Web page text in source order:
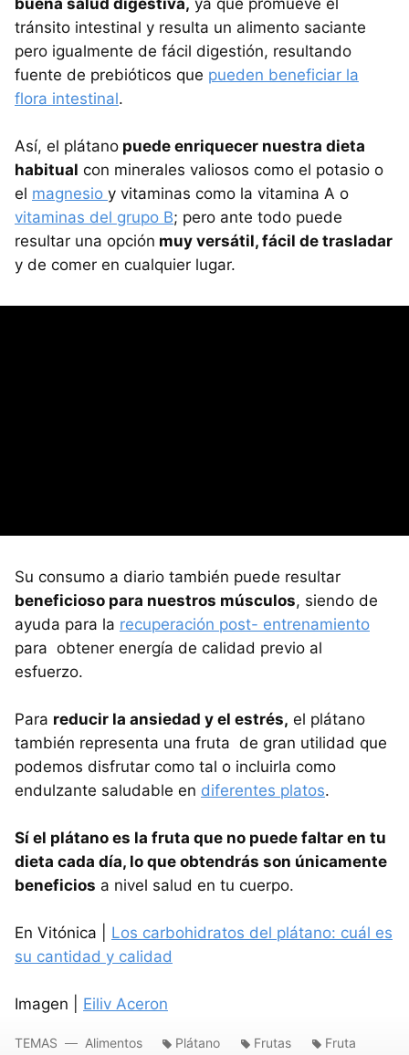
tránsito intestinal y resulta un alimento saciante
pero igualmente de fácil digestión, resultando
fuente de prebióticos que pueden beneficiar la
flora intestinal.
Así, el plátano puede enriquecer nuestra dieta
habitual con minerales valiosos como el potasio o
el magnesio y vitaminas como la vitamina A o
vitaminas del grupo B; pero ante todo puede
resultar una opción muy versátil, fácil de trasladar
y de comer en cualquier lugar.
Su consumo a diario también puede resultar
beneficioso para nuestros músculos, siendo de
ayuda para la recuperación post- entrenamiento
para obtener energía de calidad previo al
esfuerzo.
Para reducir la ansiedad y el estrés, el plátano
también representa una fruta de gran utilidad que
podemos disfrutar como tal o incluirla como
endulzante saludable en diferentes platos.
Sí el plátano es la fruta que no puede faltar en tu
dieta cada día, lo que obtendrás son únicamente
beneficios a nivel salud en tu cuerpo.
En Vitónica | Los carbohidratos del plátano: cuál es
su cantidad y calidad
Imagen | Eiliv Aceron
TEMAS Alimentos Plátano Frutas Fruta